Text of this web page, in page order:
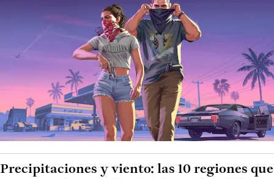
Precipitaciones y viento: las 10 regiones que